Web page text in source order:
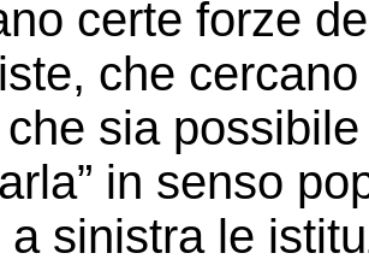
certe forze
che
sia possibile
in senso
a sinistra le